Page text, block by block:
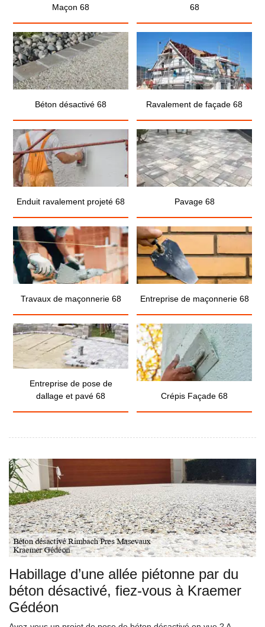
Maçon 68
68
Béton désactivé 68 Ravalement de façade 68
Enduit ravalement projeté 68 Pavage 68
Travaux de maçonnerie 68 Entreprise de maçonnerie 68
Entreprise de pose de
dallage et pavé 68
Crépis Façade 68
Habillage d’une allée piétonne par du
béton désactivé, fiez-vous à Kraemer
Gédéon